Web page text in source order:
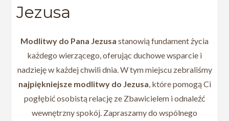
Jezusa
Modlitwy do Pana Jezusa stanowią fundament życia
każdego wierzącego, oferując duchowe wsparcie i
nadzieję w każdej chwili dnia. W tym miejscu zebraliśmy
najpiękniejsze modlitwy do Jezusa, które pomogą Ci
pogłębić osobistą relację ze Zbawicielem i odnaleźć
wewnętrzny spokój. Zapraszamy do wspólnego